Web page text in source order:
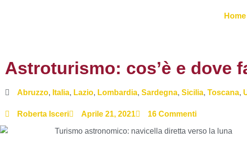
Home
Astroturismo: cos’è e dove
Abruzzo, Italia, Lazio, Lombardia, Sardegna, Sicilia, Toscana,
Roberta Isceri Aprile 21, 2021 16 Commenti